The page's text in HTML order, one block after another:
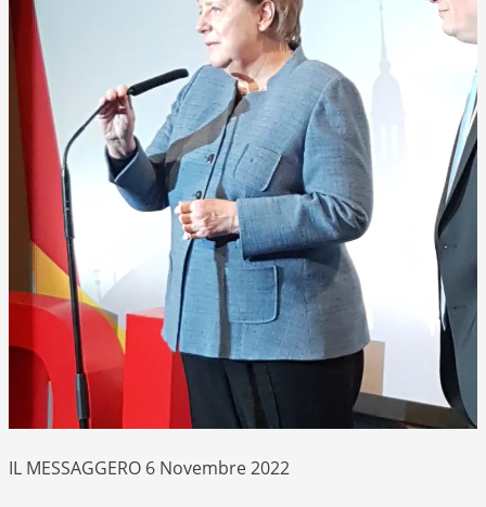
IL MESSAGGERO 6 Novembre 2022